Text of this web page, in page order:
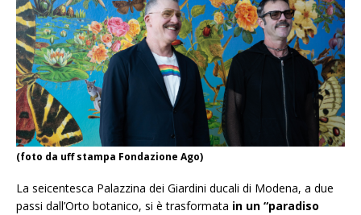
(foto da uff stampa Fondazione Ago)
La seicentesca Palazzina dei Giardini ducali di Modena, a due
passi dall’Orto botanico, si è trasformata in un “paradiso